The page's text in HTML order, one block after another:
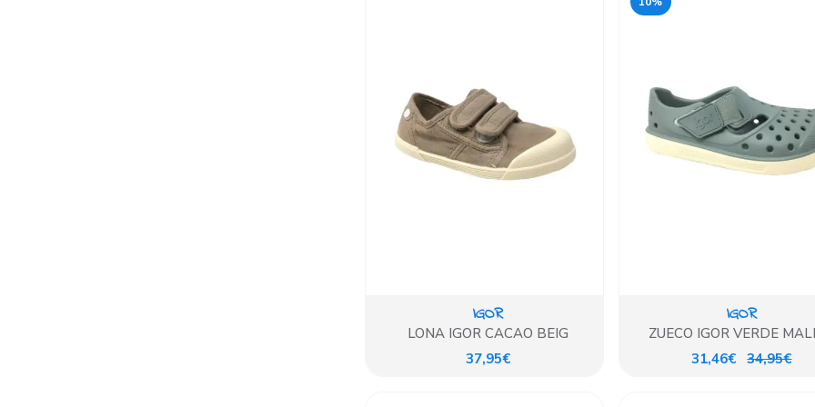
IGOR
LONA IGOR CACAO BEIG
37,95€
IGOR
ZUECO IGOR VERDE
31,46€
34,95€